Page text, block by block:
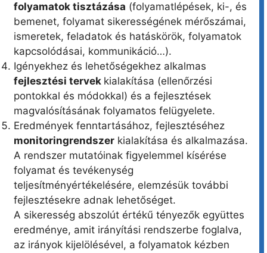
folyamatok tisztázása (folyamatlépések, ki-, és
bemenet, folyamat sikerességének mérőszámai,
ismeretek, feladatok és hatáskörök, folyamatok
kapcsolódásai, kommunikáció…).
Igényekhez és lehetőségekhez alkalmas
fejlesztési tervek kialakítása (ellenőrzési
pontokkal és módokkal) és a fejlesztések
magvalósításának folyamatos felügyelete.
Eredmények fenntartásához, fejlesztéséhez
monitoringrendszer kialakítása és alkalmazása.
A rendszer mutatóinak figyelemmel kísérése
folyamat és tevékenység
teljesítményértékelésére, elemzésük további
fejlesztésekre adnak lehetőséget.
A sikeresség abszolút értékű tényezők együttes
eredménye, amit irányítási rendszerbe foglalva,
az irányok kijelölésével, a folyamatok kézben